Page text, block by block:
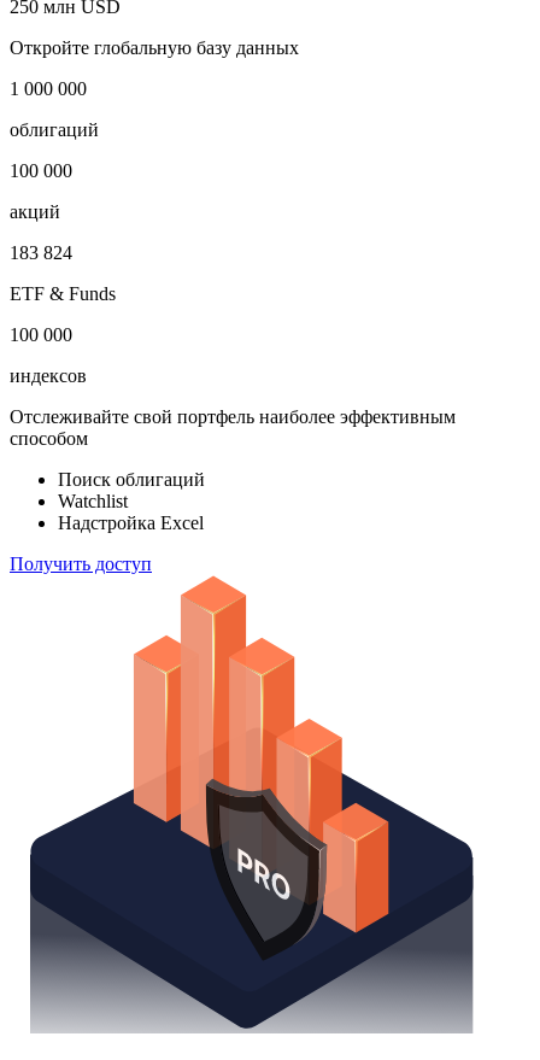
250 млн USD
Откройте глобальную базу данных
1 000 000
облигаций
100 000
акций
183 824
ETF & Funds
100 000
индексов
Отслеживайте свой портфель наиболее эффективным
способом
Поиск облигаций
Watchlist
Надстройка Excel
Получить доступ